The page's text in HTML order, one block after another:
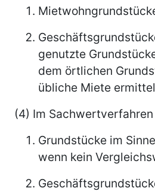
genutzte
dem örtlichen
übliche Miete
(4) Im
Grundstücke im
wenn kein